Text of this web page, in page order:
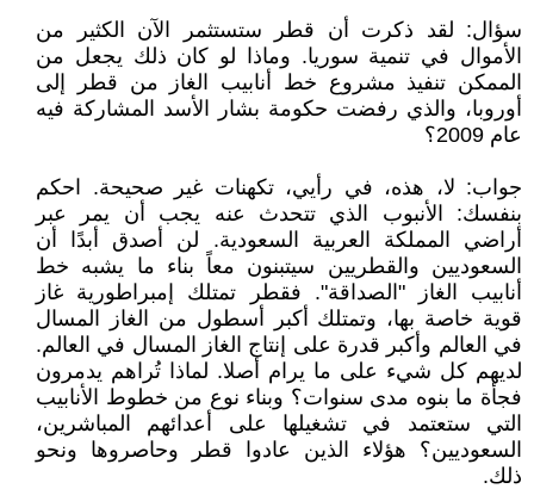
سؤال: لقد ذكرت أن قطر ستستثمر الآن الكثير من
الأموال في تنمية سوريا. وماذا لو كان ذلك يجعل من
الممكن تنفيذ مشروع خط أنابيب الغاز من قطر إلى
أوروبا، والذي رفضت حكومة بشار الأسد المشاركة فيه
عام 2009؟
جواب: لا، هذه، في رأيي، تكهنات غير صحيحة. احكم
بنفسك: الأنبوب الذي تتحدث عنه يجب أن يمر عبر
أراضي المملكة العربية السعودية. لن أصدق أبدًا أن
السعوديين والقطريين سيتبنون معاً بناء ما يشبه خط
أنابيب الغاز "الصداقة". فقطر تمتلك إمبراطورية غاز
قوية خاصة بها، وتمتلك أكبر أسطول من الغاز المسال
في العالم وأكبر قدرة على إنتاج الغاز المسال في العالم.
لديهم كل شيء على ما يرام أصلا. لماذا تُراهم يدمرون
فجأة ما بنوه مدى سنوات؟ وبناء نوع من خطوط الأنابيب
التي ستعتمد في تشغيلها على أعدائهم المباشرين،
السعوديين؟ هؤلاء الذين عادوا قطر وحاصروها ونحو
ذلك.